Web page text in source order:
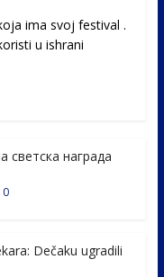
ima svoj festival .
u ishrani
светска награда
0
Dečaku ugradili